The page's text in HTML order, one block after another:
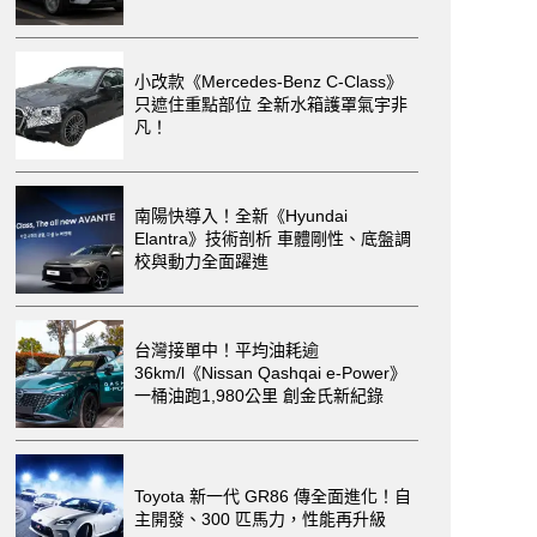
小改款《Mercedes-Benz C-Class》
只遮住重點部位 全新水箱護罩氣宇非
凡！
南陽快導入！全新《Hyundai
Elantra》技術剖析 車體剛性、底盤調
校與動力全面躍進
台灣接單中！平均油耗逾
36km/l《Nissan Qashqai e-Power》
一桶油跑1,980公里 創金氏新紀錄
Toyota 新一代 GR86 傳全面進化！自
主開發、300 匹馬力，性能再升級